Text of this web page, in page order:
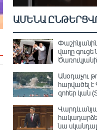
ԱՄԵՆԱ
վաղը
Անօդաչու
հարվածել է
զոհեր կան
նա